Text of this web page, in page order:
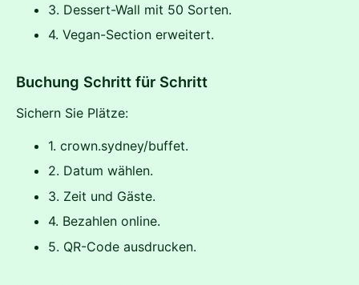
3. Dessert-Wall mit 50 Sorten.
4. Vegan-Section erweitert.
Buchung Schritt für Schritt
Sichern Sie Plätze:
1. crown.sydney/buffet.
2. Datum wählen.
3. Zeit und Gäste.
4. Bezahlen online.
5. QR-Code ausdrucken.